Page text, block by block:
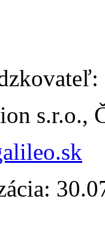
s.r.o.,